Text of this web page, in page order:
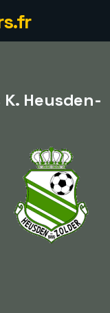
Heusden-